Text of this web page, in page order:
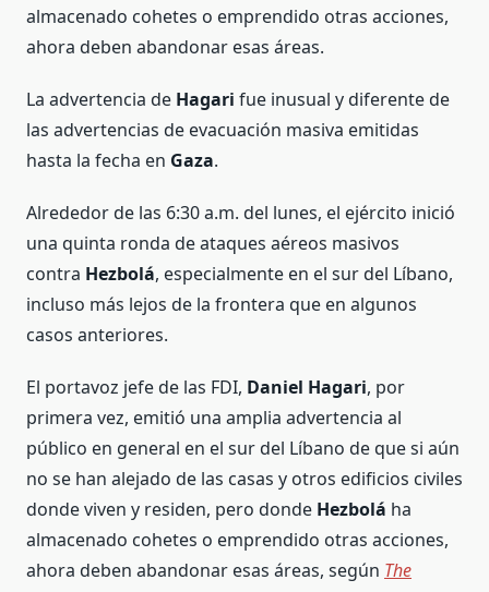
almacenado cohetes o emprendido otras acciones,
ahora deben abandonar esas áreas.
La advertencia de Hagari fue inusual y diferente de
las advertencias de evacuación masiva emitidas
hasta la fecha en Gaza.
Alrededor de las 6:30 a.m. del lunes, el ejército inició
una quinta ronda de ataques aéreos masivos
contra Hezbolá, especialmente en el sur del Líbano,
incluso más lejos de la frontera que en algunos
casos anteriores.
El portavoz jefe de las FDI, Daniel Hagari, por
primera vez, emitió una amplia advertencia al
público en general en el sur del Líbano de que si aún
no se han alejado de las casas y otros edificios civiles
donde viven y residen, pero donde Hezbolá ha
almacenado cohetes o emprendido otras acciones,
ahora deben abandonar esas áreas, según The